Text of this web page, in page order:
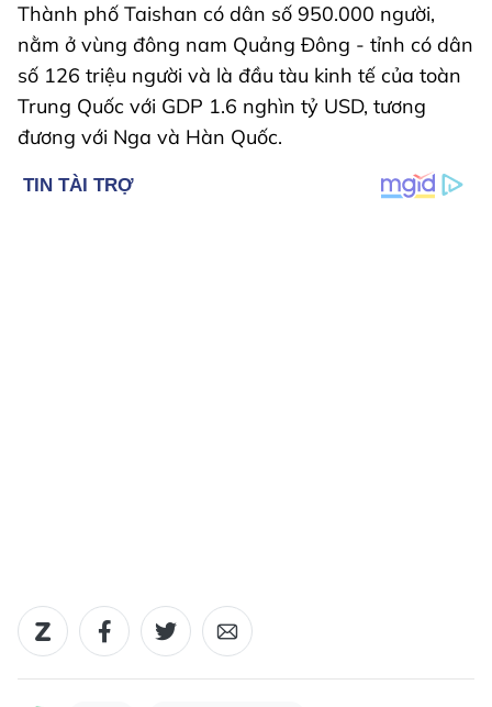
Thành phố Taishan có dân số 950.000 người,
nằm ở vùng đông nam Quảng Đông - tỉnh có dân
số 126 triệu người và là đầu tàu kinh tế của toàn
Trung Quốc với GDP 1.6 nghìn tỷ USD, tương
đương với Nga và Hàn Quốc.